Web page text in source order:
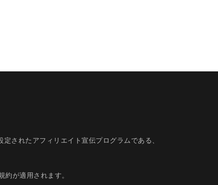
されたアフィリエイト宣伝プログラムである、
約が適用されます。